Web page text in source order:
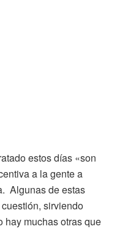
estos días «son
a la gente a
Algunas de estas
sirviendo
hay muchas otras que